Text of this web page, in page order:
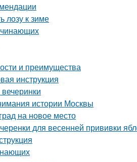
лозу к зиме
и преимущества
инструкция
истории Москвы
на новое место
для весенней прививки